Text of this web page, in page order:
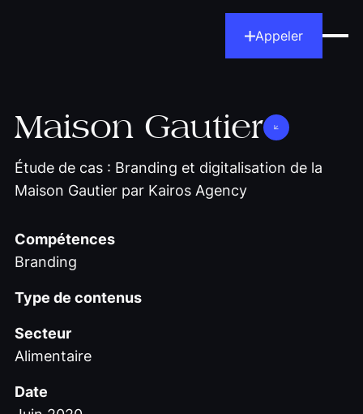
Appeler
Maison Gautier
Étude de cas : Branding et digitalisation de la
Maison Gautier par Kairos Agency
Compétences
Branding
Type de contenus
Secteur
Alimentaire
Date